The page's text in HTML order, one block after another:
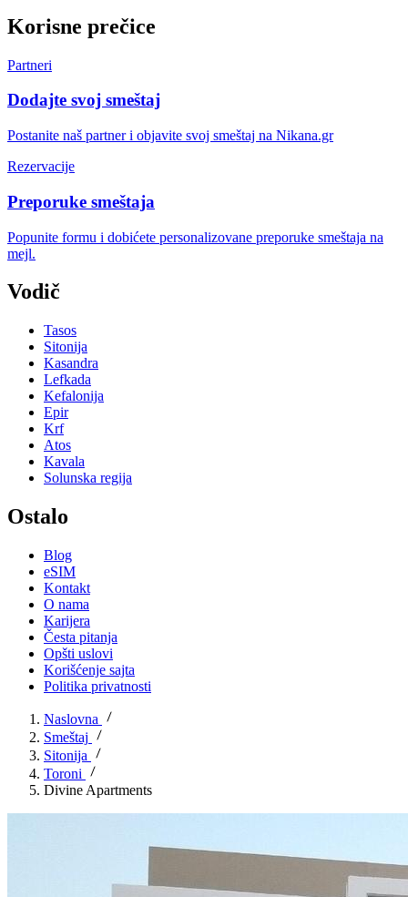
Korisne prečice
Partneri
Dodajte svoj smeštaj
Postanite naš partner i objavite svoj smeštaj na Nikana.gr
Rezervacije
Preporuke smeštaja
Popunite formu i dobićete personalizovane preporuke smeštaja na
mejl.
Vodič
Tasos
Sitonija
Kasandra
Lefkada
Kefalonija
Epir
Krf
Atos
Kavala
Solunska regija
Ostalo
Blog
eSIM
Kontakt
O nama
Karijera
Česta pitanja
Opšti uslovi
Korišćenje sajta
Politika privatnosti
Naslovna
Smeštaj
Sitonija
Toroni
Divine Apartments